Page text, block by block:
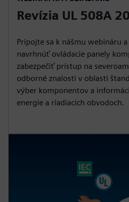
Revízia UL 508A
Pripojte sa k nášmu webináru
navrhnúť ovládacie panely
zabezpečiť prístup na
odborné znalosti v oblasti
výber komponentov a
energie a riadiacich obvodoch.